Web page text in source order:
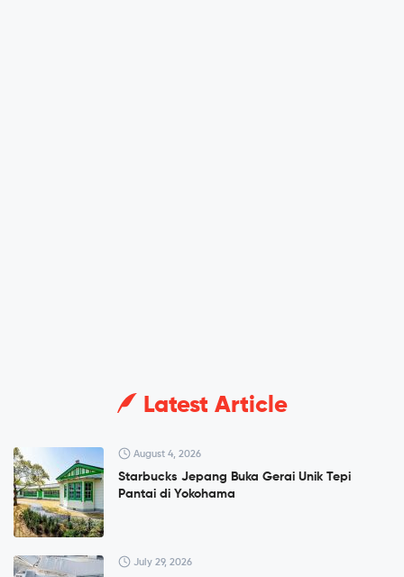
Latest Article
August 4, 2026
Starbucks Jepang Buka Gerai Unik Tepi
Pantai di Yokohama
July 29, 2026